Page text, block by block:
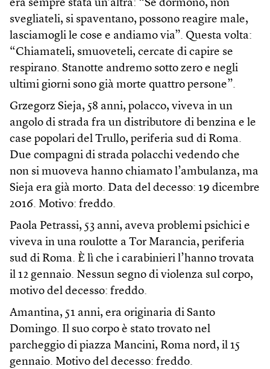
era sempre stata un’altra: “Se dormono, non
svegliateli, si spaventano, possono reagire male,
lasciamogli le cose e andiamo via”. Questa volta:
“Chiamateli, smuoveteli, cercate di capire se
respirano. Stanotte andremo sotto zero e negli
ultimi giorni sono già morte quattro persone”.
Grzegorz Sieja, 58 anni, polacco, viveva in un
angolo di strada fra un distributore di benzina e le
case popolari del Trullo, periferia sud di Roma.
Due compagni di strada polacchi vedendo che
non si muoveva hanno chiamato l’ambulanza, ma
Sieja era già morto. Data del decesso: 19 dicembre
2016. Motivo: freddo.
Paola Petrassi, 53 anni, aveva problemi psichici e
viveva in una roulotte a Tor Marancia, periferia
sud di Roma. È lì che i carabinieri l’hanno trovata
il 12 gennaio. Nessun segno di violenza sul corpo,
motivo del decesso: freddo.
Amantina, 51 anni, era originaria di Santo
Domingo. Il suo corpo è stato trovato nel
parcheggio di piazza Mancini, Roma nord, il 15
gennaio. Motivo del decesso: freddo.